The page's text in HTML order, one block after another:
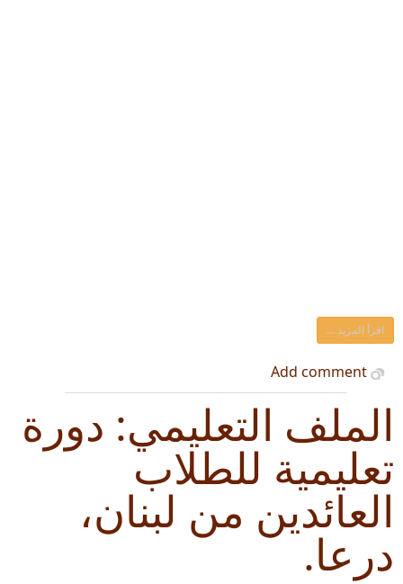
اقرأ المزيد ...
Add comment
الملف التعليمي: دورة
تعليمية للطلاب
العائدين من لبنان،
درعا.